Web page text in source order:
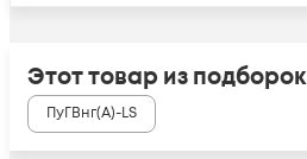
Этот товар из подборок
ПуГВнг(А)-LS